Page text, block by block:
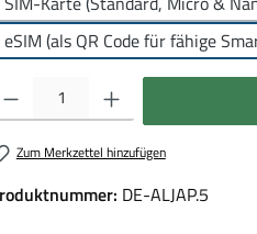
eSIM (als QR Code für fähige
Produkt Anzahl: Gib den gewünschten
Zum Merkzettel hinzufügen
DE-ALJAP.5